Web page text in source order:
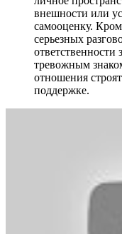
внешности или
самооценку.
серьезных
ответственности
тревожным
отношения
поддержке.